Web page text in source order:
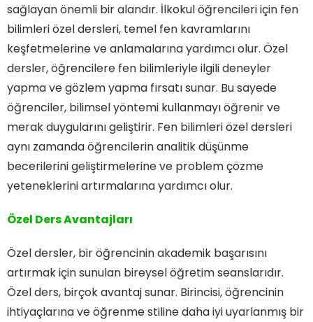
sağlayan önemli bir alandır. İlkokul öğrencileri için fen
bilimleri özel dersleri, temel fen kavramlarını
keşfetmelerine ve anlamalarına yardımcı olur. Özel
dersler, öğrencilere fen bilimleriyle ilgili deneyler
yapma ve gözlem yapma fırsatı sunar. Bu sayede
öğrenciler, bilimsel yöntemi kullanmayı öğrenir ve
merak duygularını geliştirir. Fen bilimleri özel dersleri
aynı zamanda öğrencilerin analitik düşünme
becerilerini geliştirmelerine ve problem çözme
yeteneklerini artırmalarına yardımcı olur.
Özel Ders Avantajları
Özel dersler, bir öğrencinin akademik başarısını
artırmak için sunulan bireysel öğretim seanslarıdır.
Özel ders, birçok avantaj sunar. Birincisi, öğrencinin
ihtiyaçlarına ve öğrenme stiline daha iyi uyarlanmış bir